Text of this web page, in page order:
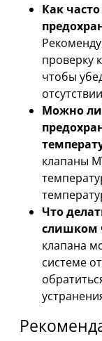
Как
проверку
чтобы
Можно ли
клапаны
Что
слишком
клапана
системе